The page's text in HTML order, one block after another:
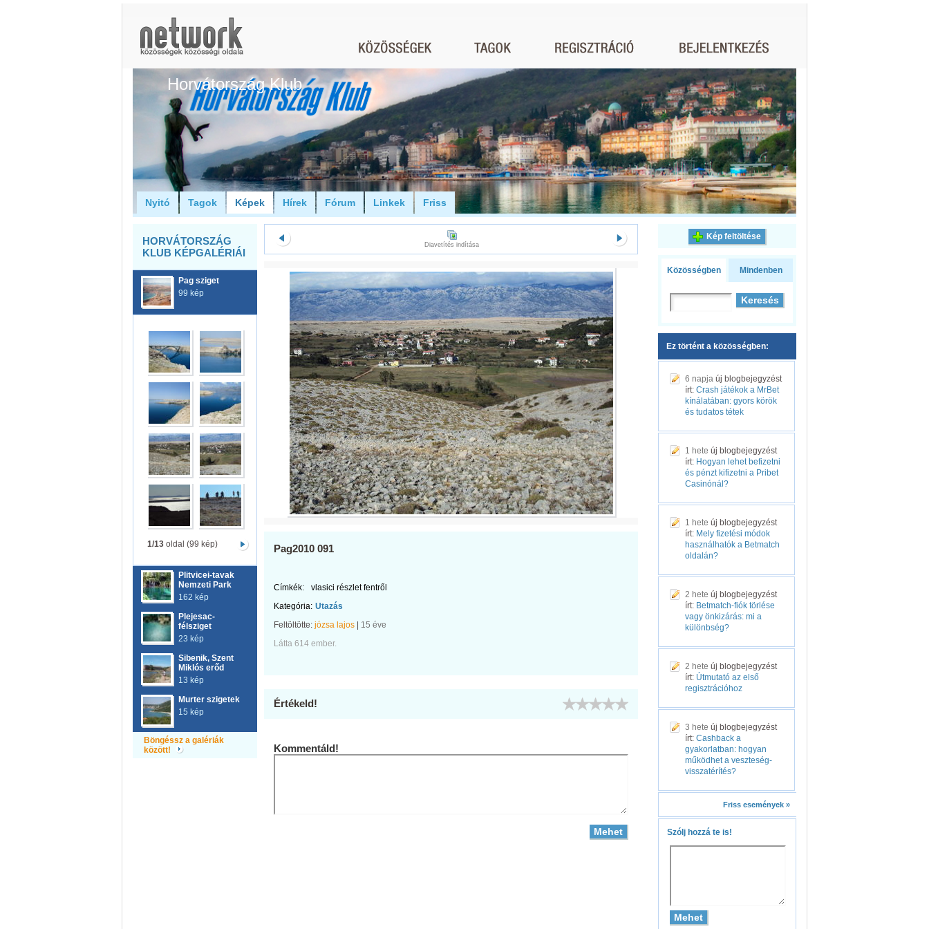
Horvátország Klub
Nyitó Tagok Képek Hírek Fórum Linkek Friss
HORVÁTORSZÁG
KLUB KÉPGALÉRIÁI
Pag sziget
99 kép
1/13 oldal (99 kép)
Plitvicei-tavak
Nemzeti Park
162 kép
Plejesac-
félsziget
23 kép
Sibenik, Szent
Miklós erőd
13 kép
Murter szigetek
15 kép
Böngéssz a galériák
között!
Diavetítés indítása
Pag2010 091
Címkék:
vlasici részlet fentről
Kategória: Utazás
Feltöltötte: józsa lajos
15 éve
Látta 614 ember.
Értékeld!
Kommentáld!
Kép feltöltése
Közösségben Mindenben
Ez történt a közösségben:
6 napja új blogbejegyzést
írt: Crash játékok a MrBet
kínálatában: gyors körök
és tudatos tétek
1 hete új blogbejegyzést
írt: Hogyan lehet befizetni
és pénzt kifizetni a Pribet
Casinónál?
1 hete új blogbejegyzést
írt: Mely fizetési módok
használhatók a Betmatch
oldalán?
2 hete új blogbejegyzést
írt: Betmatch-fiók törlése
vagy önkizárás: mi a
különbség?
2 hete új blogbejegyzést
írt: Útmutató az első
regisztrációhoz
3 hete új blogbejegyzést
írt: Cashback a
gyakorlatban: hogyan
működhet a veszteség-
visszatérítés?
Friss események »
Szólj hozzá te is!